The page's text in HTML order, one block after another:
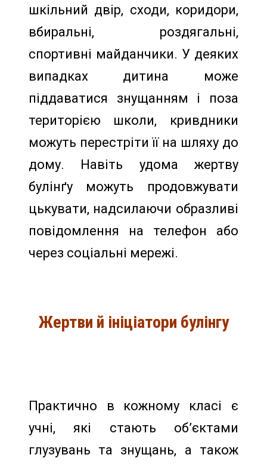
шкільний двір, сходи, коридори,
вбиральні, роздягальні,
спортивні майданчики. У деяких
випадках дитина може
піддаватися знущанням і поза
територією школи, кривдники
можуть перестріти її на шляху до
дому. Навіть удома жертву
булінґу можуть продовжувати
цькувати, надсилаючи образливі
повідомлення на телефон або
через соціальні мережі.
Жертви й ініціатори булінгу
Практично в кожному класі є
учні, які стають об’єктами
глузувань та знущань, а також